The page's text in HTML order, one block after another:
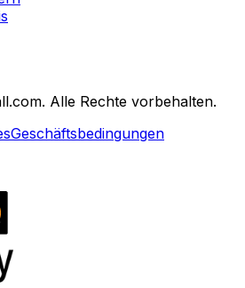
Alle Rechte vorbehalten.
Geschäftsbedingungen